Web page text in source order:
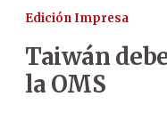
Edición Impresa
Taiwán
la OMS